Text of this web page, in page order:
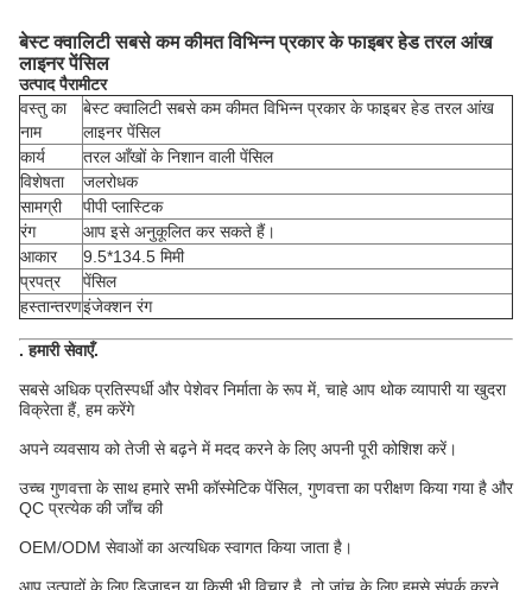
बेस्ट क्वालिटी सबसे कम कीमत विभिन्न प्रकार के फाइबर हेड तरल आंख
लाइनर पेंसिल
उत्पाद पैरामीटर
वस्तु का
नाम
बेस्ट क्वालिटी सबसे कम कीमत विभिन्न प्रकार के फाइबर हेड तरल आंख
लाइनर पेंसिल
कार्य
तरल आँखों के निशान वाली पेंसिल
विशेषता
जलरोधक
सामग्री
पीपी प्लास्टिक
रंग
आप इसे अनुकूलित कर सकते हैं।
आकार
9.5*134.5 मिमी
प्रपत्र
पेंसिल
हस्तान्तरणइंजेक्शन रंग
. हमारी सेवाएँ.
सबसे अधिक प्रतिस्पर्धी और पेशेवर निर्माता के रूप में, चाहे आप थोक व्यापारी या खुदरा
विक्रेता हैं, हम करेंगे
अपने व्यवसाय को तेजी से बढ़ने में मदद करने के लिए अपनी पूरी कोशिश करें।
उच्च गुणवत्ता के साथ हमारे सभी कॉस्मेटिक पेंसिल, गुणवत्ता का परीक्षण किया गया है और
QC प्रत्येक की जाँच की
OEM/ODM सेवाओं का अत्यधिक स्वागत किया जाता है।